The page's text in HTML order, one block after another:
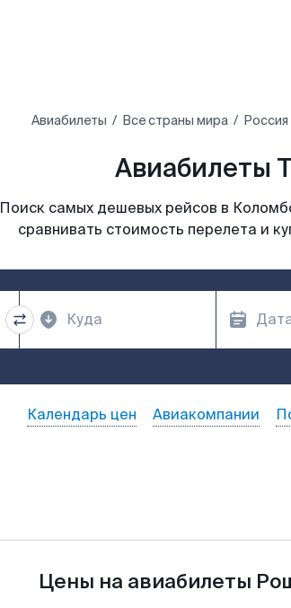
Авиабилеты Все страны мира Россия
Авиабилеты
Поиск самых дешевых рейсов в
сравнивать стоимость перелета и
Календарь цен Авиакомпании
Цены на авиабилеты